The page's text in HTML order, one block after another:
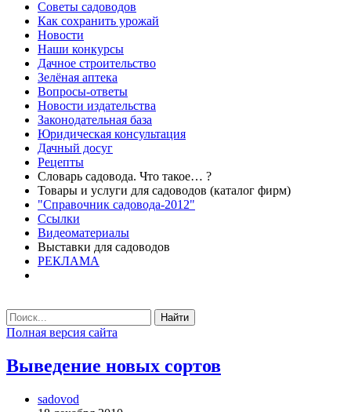
Советы садоводов
Как сохранить урожай
Новости
Наши конкурсы
Дачное строительство
Зелёная аптека
Вопросы-ответы
Новости издательства
Законодательная база
Юридическая консультация
Дачный досуг
Рецепты
Словарь садовода. Что такое… ?
Товары и услуги для садоводов (каталог фирм)
"Справочник садовода-2012"
Ссылки
Видеоматериалы
Выставки для садоводов
РЕКЛАМА
Найти
Полная версия сайта
Выведение новых сортов
sadovod